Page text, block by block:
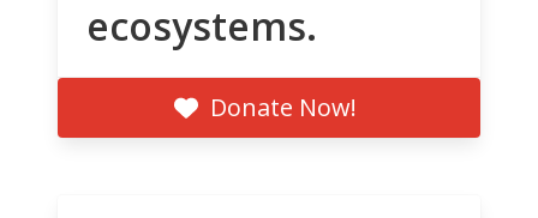
ecosystems.
Donate Now!